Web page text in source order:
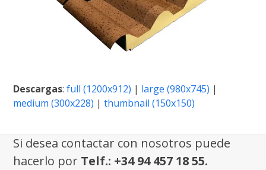
Descargas:full (1200x912) | large (980x745) |
medium (300x228) |thumbnail (150x150)
Si desea contactar con nosotros puede
hacerlo por Telf.: +34 94 457 18 55.